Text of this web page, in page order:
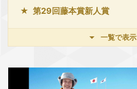
第29回藤本賞新人賞
一覧で表示